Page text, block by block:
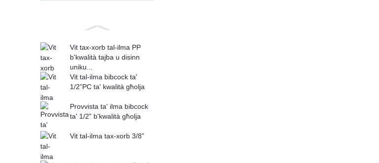
Vit tax-xorb tal-ilma PP
b'kwalità tajba u disinn
uniku...
Vit tal-ilma bibcock ta'
1/2”PC ta' kwalità għolja
Provvista ta' ilma bibcock
ta' 1/2” b'kwalità għolja
Vit tal-ilma tax-xorb 3/8”